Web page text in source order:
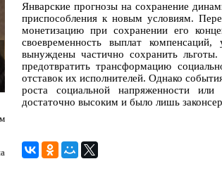
Январские прогнозы на сохранение
приспособления к новым условиям.
монетизацию при сохранении его
своевременность выплат
вынуждены частично сохранить
предотвратить трансформацию
отставок их исполнителей. Однако
роста социальной напряженности
достаточно высоким и было лишь